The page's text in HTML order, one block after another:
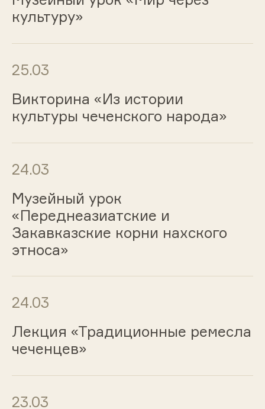
культуру»
25.03
Викторина «Из истории
культуры чеченского народа»
24.03
Музейный урок
«Переднеазиатские и
Закавказские корни нахского
этноса»
24.03
Лекция «Традиционные ремесла
чеченцев»
23.03